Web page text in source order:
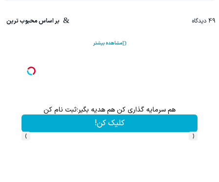
49 دیدگاه بر اساس محبوب ترین
مشاهده بیشتر
Image failed to load
هم سرمایه گذاری کن هم هدیه بگیر؛ثبت نام کن
کلیک کن!
‹
›